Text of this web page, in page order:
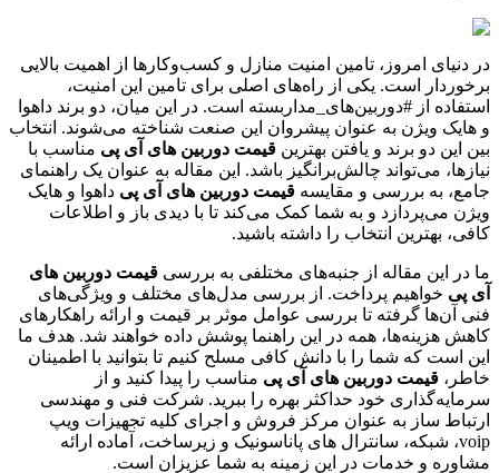
در دنیای امروز، تامین امنیت منازل و کسب‌وکارها از اهمیت بالایی
برخوردار است. یکی از راه‌های اصلی برای تامین این امنیت،
استفاده از #دوربین‌های_مداربسته است. در این میان، دو برند داهوا
و هایک ویژن به عنوان پیشروان این صنعت شناخته می‌شوند. انتخاب
بین این دو برند و یافتن بهترین قیمت دوربین های آی پی مناسب با
نیازها، می‌تواند چالش‌برانگیز باشد. این مقاله به عنوان یک راهنمای
جامع، به بررسی و مقایسه قیمت دوربین های آی پی داهوا و هایک
ویژن می‌پردازد و به شما کمک می‌کند تا با دیدی باز و اطلاعات
کافی، بهترین انتخاب را داشته باشید.
ما در این مقاله از جنبه‌های مختلفی به بررسی قیمت دوربین های
آی پی خواهیم پرداخت. از بررسی مدل‌های مختلف و ویژگی‌های
فنی آن‌ها گرفته تا بررسی عوامل موثر بر قیمت و ارائه راهکارهای
کاهش هزینه‌ها، همه در این راهنما پوشش داده خواهند شد. هدف ما
این است که شما را با دانش کافی مسلح کنیم تا بتوانید با اطمینان
خاطر، قیمت دوربین های آی پی مناسب را پیدا کنید و از
سرمایه‌گذاری خود حداکثر بهره را ببرید. شرکت فنی و مهندسی
ارتباط ساز به عنوان مرکز فروش و اجرای کلیه تجهیزات ویپ
voip، شبکه، سانترال های پاناسونیک و زیرساخت، آماده ارائه
مشاوره و خدمات در این زمینه به شما عزیزان است.